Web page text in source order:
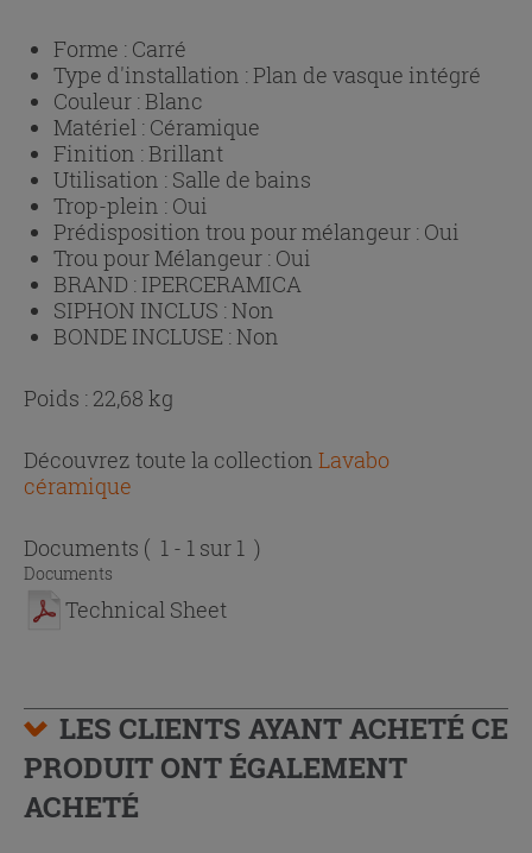
Forme : Carré
Type d'installation :Plan de vasque intégré
Couleur :Blanc
Matériel : Céramique
Finition :Brillant
Utilisation : Salle de bains
Trop-plein : Oui
Prédisposition trou pour mélangeur : Oui
Trou pour Mélangeur : Oui
BRAND : IPERCERAMICA
SIPHON INCLUS :Non
BONDE INCLUSE :Non
Poids : 22,68 kg
Découvrez toute la collection Lavabo
céramique
Documents ( 1 - 1 sur 1 )
Documents
Technical Sheet
LES CLIENTS AYANT ACHETÉ CE
PRODUIT ONT ÉGALEMENT
ACHETÉ